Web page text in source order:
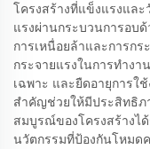
โครงสร้างที่แข็งแรงแล
แรงผ่านกระบวนการอบ
การเหนื่อยล้าและการก
กระจายแรงในการทำงา
เฉพาะ และยืดอายุการ
สำคัญช่วยให้มีประสิทธิภ
สมบูรณ์ของโครงสร้างไ
นวัตกรรมที่ป้องกันโหมด